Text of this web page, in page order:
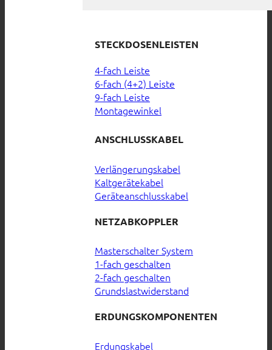
STECKDOSENLEISTEN
4-fach Leiste
6-fach (4+2) Leiste
9-fach Leiste
Montagewinkel
ANSCHLUSSKABEL
Verlängerungskabel
Kaltgerätekabel
Geräteanschlusskabel
NETZABKOPPLER
Masterschalter System
1-fach geschalten
2-fach geschalten
Grundslastwiderstand
ERDUNGSKOMPONENTEN
Erdungskabel